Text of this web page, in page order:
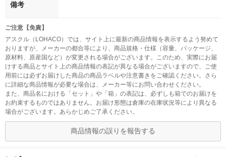
備考
ご注意【免責】
アスクル（LOHACO）では、サイト上に最新の商品情報を表示するよう努めて
おりますが、メーカーの都合等により、商品規格・仕様（容量、パッケージ、
原材料、原産国など）が変更される場合がございます。このため、実際にお届
けする商品とサイト上の商品情報の表記が異なる場合がございますので、ご使
用前には必ずお届けした商品の商品ラベルや注意書きをご確認ください。さら
に詳細な商品情報が必要な場合は、メーカー等にお問い合わせください。
また、商品名における「セット」や「箱」の表記は、必ずしも箱でのお届けを
お約束するものではありません。お届け形態は倉庫の在庫状況等により異なる
場合がございます。あらかじめご了承ください。
商品情報の誤りを報告する